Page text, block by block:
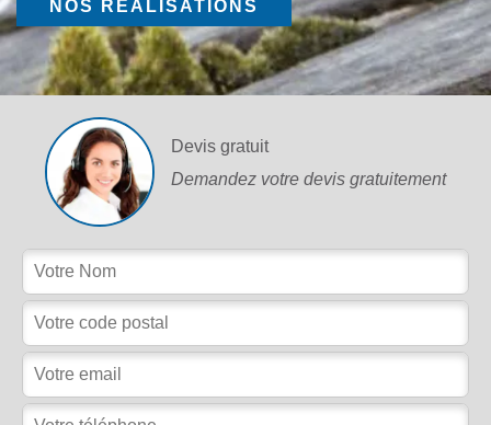
NOS RÉALISATIONS
Devis gratuit
Demandez votre devis gratuitement